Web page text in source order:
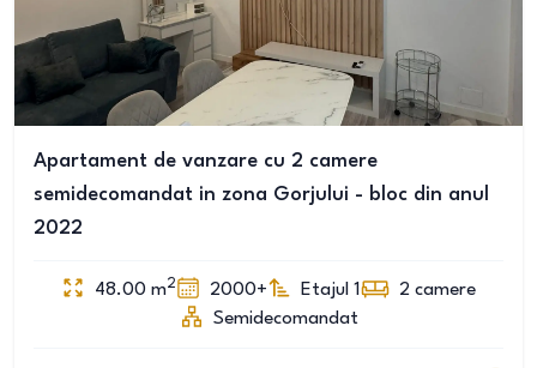
Apartament de vanzare cu 2 camere
semidecomandat in zona Gorjului - bloc din anul
2022
48.00 m2 2000+ Etajul 1 2 camere
Semidecomandat